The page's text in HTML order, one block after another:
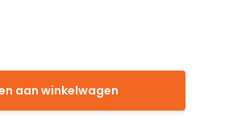
aan winkelwagen